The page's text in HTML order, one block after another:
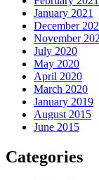
January 2021
December
November
July 2020
May 2020
April 2020
March 2020
January 2019
August 2015
June 2015
Categories